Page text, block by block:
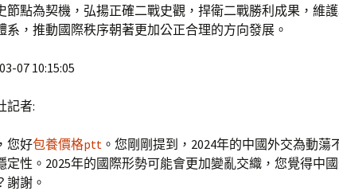
節點為契機，弘揚正確二戰史觀，捍衛二戰勝利成果，維
系，推動國際秩序朝著更加公正合理的方向發展。
07 10:15:05
記者:
您好包養價格ptt 。您剛剛提到，2024年的中國外交為動蕩
定性。2025年的國際形勢可能會更加變亂交織，您覺得中
謝謝。